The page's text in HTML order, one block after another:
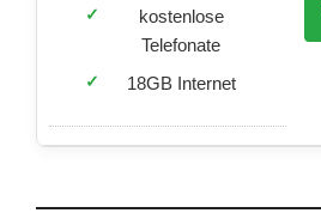
kostenlose
Telefonate
18GB Internet